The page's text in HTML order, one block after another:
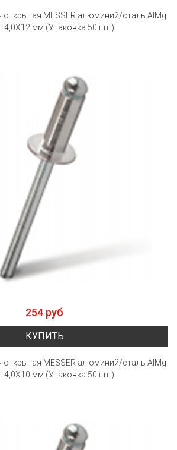
MESSER алюминий/сталь AlMg
4,0X12 мм (Упаковка 50 шт.)
254 руб
КУПИТЬ
MESSER алюминий/сталь AlMg
4,0X10 мм (Упаковка 50 шт.)